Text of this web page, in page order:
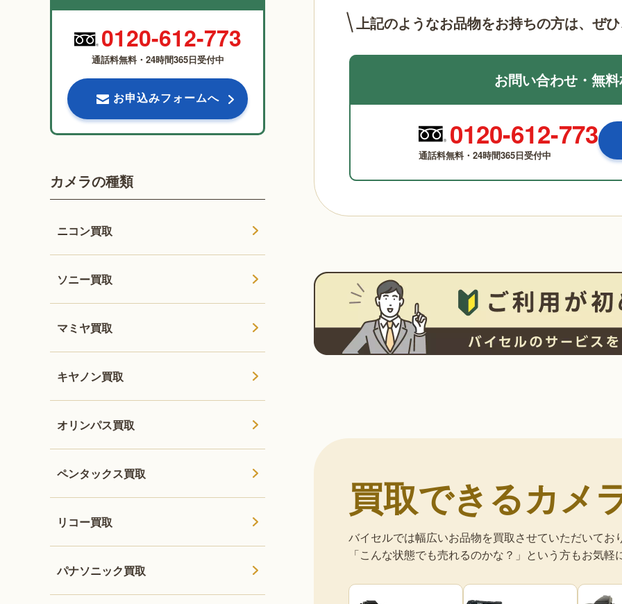
上記のようなお品物をお持ちの方は、 ぜ
お問い合わせ・無
0120-612-773
通話料無料・24時間365日受付中
買取できるカメ
バイセルでは幅広いお品物を買取させていただいてお
「こんな状態でも売れるのかな？」という方もお気軽
0120-612-773
通話料無料・24時間365日受付中
お申込みフォームへ
カメラの種類
ニコン買取
ソニー買取
マミヤ買取
キヤノン買取
オリンパス買取
ペンタックス買取
リコー買取
パナソニック買取